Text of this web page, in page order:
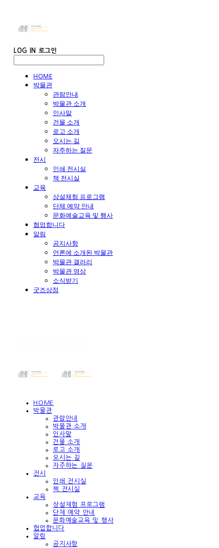
LOG IN 로그인
HOME
박물관
관람안내
박물관 소개
인사말
건물 소개
로고 소개
오시는 길
자주하는 질문
전시
인쇄 전시실
책 전시실
교육
상설체험 프로그램
단체 예약 안내
문화예술교육 및 행사
협업합니다
알림
공지사항
언론에 소개된 박물관
박물관 갤러리
박물관 영상
소식받기
굿즈상점
HOME
박물관
관람안내
박물관 소개
인사말
건물 소개
로고 소개
오시는 길
자주하는 질문
전시
인쇄 전시실
책 전시실
교육
상설체험 프로그램
단체 예약 안내
문화예술교육 및 행사
협업합니다
알림
공지사항